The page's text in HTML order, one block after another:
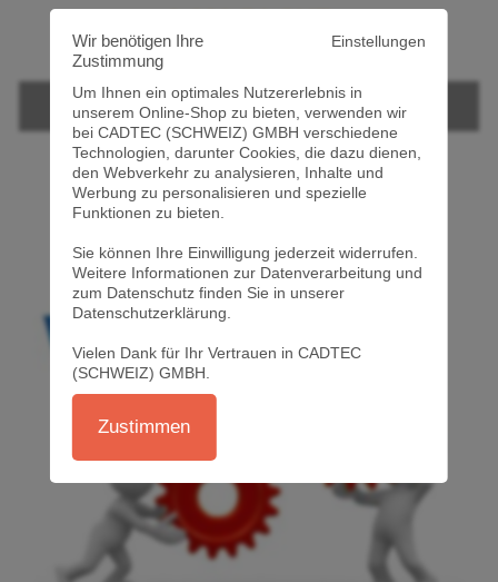
Wir benötigen Ihre
Zustimmung
Einstellungen
Um Ihnen ein optimales Nutzererlebnis in
unserem Online-Shop zu bieten, verwenden wir
bei CADTEC (SCHWEIZ) GMBH verschiedene
Technologien, darunter Cookies, die dazu dienen,
den Webverkehr zu analysieren, Inhalte und
Werbung zu personalisieren und spezielle
Funktionen zu bieten.
Sie können Ihre Einwilligung jederzeit widerrufen.
Weitere Informationen zur Datenverarbeitung und
zum Datenschutz finden Sie in unserer
Datenschutzerklärung.
Vielen Dank für Ihr Vertrauen in CADTEC
(SCHWEIZ) GMBH.
Zustimmen
Detailansicht
inkl. gesetzl. MwSt.zzgl.Versand